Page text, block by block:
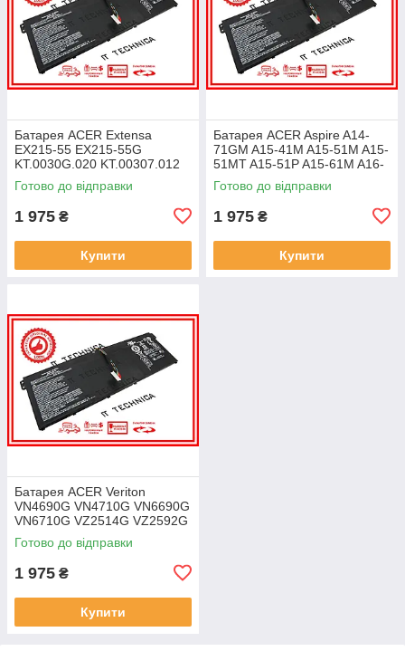
Батарея ACER Extensa
EX215-55 EX215-55G
KT.0030G.020 KT.00307.012
11.25V 4471mAh ОРИГІНАЛ
Готово до відправки
1 975 ₴
Купити
Батарея ACER Aspire A14-
71GM A15-41M A15-51M A15-
51MT A15-51P A15-61M A16-
51GM 11.25V 4471mAh
ОРИГІНАЛ
Готово до відправки
1 975 ₴
Купити
Батарея ACER Veriton
VN4690G VN4710G VN6690G
VN6710G VZ2514G VZ2592G
VZ2594G 11.25V 4471mAh
ОРИГІНАЛ
Готово до відправки
1 975 ₴
Купити